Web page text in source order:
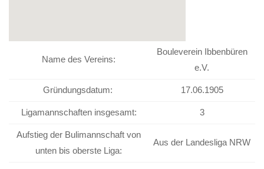
Name des Vereins:
Bouleverein Ibbenbüren
e.V.
Gründungsdatum: 17.06.1905
Ligamannschaften insgesamt: 3
Aufstieg der Bulimannschaft von
unten bis oberste Liga:
Aus der Landesliga NRW